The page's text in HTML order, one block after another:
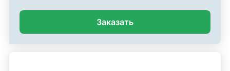
Заказать